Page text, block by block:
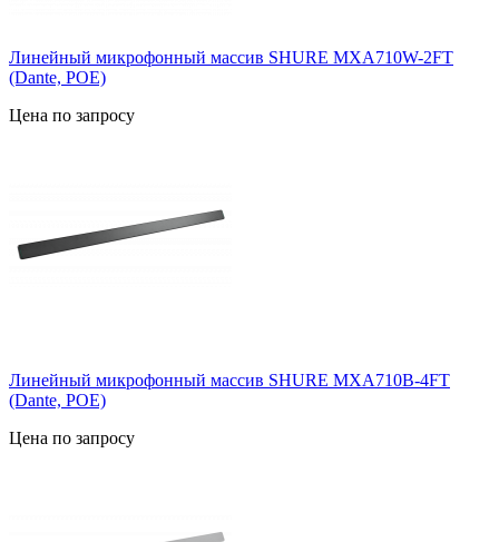
Линейный микрофонный массив SHURE MXA710W-2FT
(Dante, POE)
Цена по запросу
Линейный микрофонный массив SHURE MXA710B-4FT
(Dante, POE)
Цена по запросу